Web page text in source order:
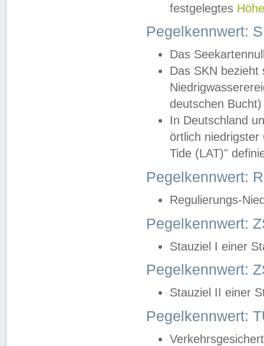
festgelegtes
Pegelkennwert:
Das
Das SKN
deutschen
In Deutschland
örtlich
Tide (LAT)"
Pegelkennwert:
Regulierungs-
Pegelkennwert:
Stauziel I einer
Pegelkennwert:
Stauziel II einer
Pegelkennwert: